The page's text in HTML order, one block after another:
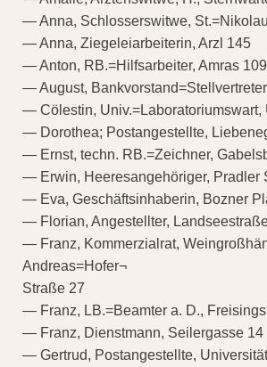
— Anna, Schlosserswitwe,
— Anna, Ziegeleiarbeiterin, Arzl 145
— Anton, RB.=Hilfsarbeiter, Amras 109
— August,
— Cölestin, Univ.=Laboratoriumswart,
— Dorothea; Postangestellte,
— Ernst, techn. RB.=Zeichner,
— Erwin, Heeresangehöriger, Pradler
— Eva, Geschäftsinhaberin, Bozner
— Florian, Angestellter,
— Franz, Kommerzialrat,
Andreas=Hofer¬
Straße 27
— Franz, LB.=Beamter a. D.,
— Franz, Dienstmann, Seilergasse 14
— Gertrud, Postangestellte,